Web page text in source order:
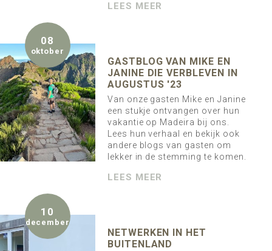
LEES MEER
08
oktober
GASTBLOG VAN MIKE EN
JANINE DIE VERBLEVEN IN
AUGUSTUS '23
Van onze gasten Mike en Janine
een stukje ontvangen over hun
vakantie op Madeira bij ons.
Lees hun verhaal en bekijk ook
andere blogs van gasten om
lekker in de stemming te komen.
LEES MEER
10
december
NETWERKEN IN HET
BUITENLAND